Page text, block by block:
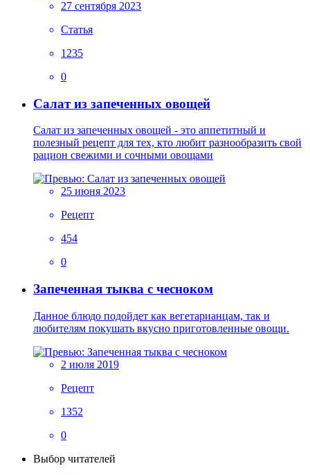
27 сентября 2023
Статья
1235
0
Салат из запеченных овощей
Салат из запеченных овощей - это аппетитный и
полезный рецепт для тех, кто любит разнообразить свой
рацион свежими и сочными овощами
25 июня 2023
Рецепт
454
0
Запеченная тыква с чесноком
Данное блюдо подойдет как вегетарианцам, так и
любителям покушать вкусно приготовленные овощи.
2 июля 2019
Рецепт
1352
0
Выбор читателей